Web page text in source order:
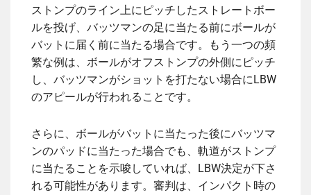
ストンプのライン上にピッチしたストレートボー
ルを投げ、バッツマンの足に当たる前にボールが
バットに届く前に当たる場合です。もう一つの頻
繁な例は、ボールがオフストンプの外側にピッチ
し、バッツマンがショットを打たない場合にLBW
のアピールが行われることです。
さらに、ボールがバットに当たった後にバッツマ
ンのパッドに当たった場合でも、軌道がストンプ
に当たることを示唆していれば、LBW決定が下さ
れる可能性があります。審判は、インパクト時の